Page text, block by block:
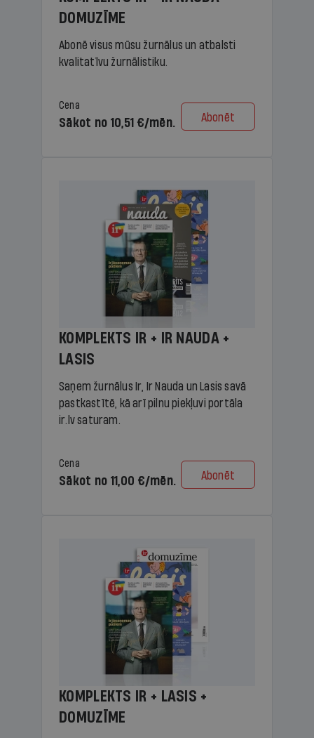
DOMUZĪME
Abonē visus mūsu žurnālus un atbalsti
kvalitatīvu žurnālistiku.
Cena
Sākot no 10,51 €/mēn. Abonēt
KOMPLEKTS IR + IR NAUDA +
LASIS
Saņem žurnālus Ir, Ir Nauda un Lasis savā
pastkastītē, kā arī pilnu piekļuvi portāla
ir.lv saturam.
Cena
Sākot no 11,00 €/mēn. Abonēt
KOMPLEKTS IR + LASIS +
DOMUZĪME